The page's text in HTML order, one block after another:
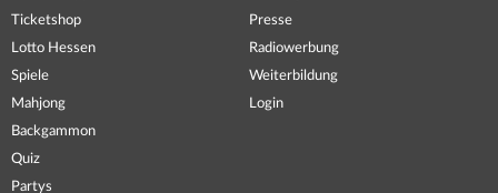
Ticketshop
Lotto Hessen
Spiele
Mahjong
Backgammon
Quiz
Partys
Presse
Radiowerbung
Weiterbildung
Login